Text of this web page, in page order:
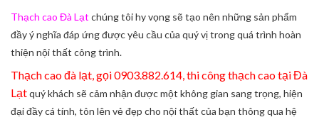
Thạch cao Đà Lạt chúng tôi hy vọng sẽ tạo nên những sản phẩm
đầy ý nghĩa đáp ứng được yêu cầu của quý vị trong quá trình hoàn
thiện nội thất công trình.
Thạch cao đà lạt, gọi 0903.882.614, thi công thạch cao tại Đà
Lạtquý khách sẽ cảm nhận được một không gian sang trọng, hiện
đại đầy cá tính, tôn lên vẻ đẹp cho nội thất của bạn thông qua hệ